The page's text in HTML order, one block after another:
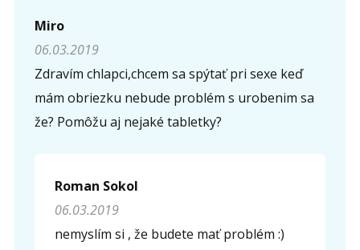
Miro
06.03.2019
Zdravím chlapci,chcem sa spýtať pri sexe keď
mám obriezku nebude problém s urobenim sa
že? Pomôžu aj nejaké tabletky?
Roman Sokol
06.03.2019
nemyslím si , že budete mať problém :)